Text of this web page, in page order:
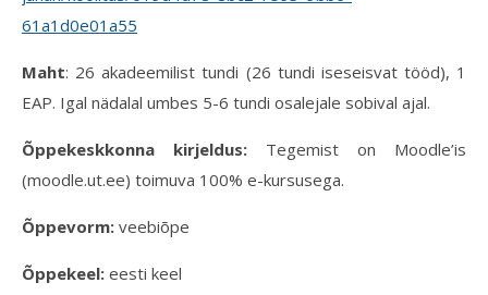
61a1d0e01a55
Maht: 26 akadeemilist tundi (26 tundi iseseisvat tööd), 1
EAP. Igal nädalal umbes 5-6 tundi osalejale sobival ajal.
Õppekeskkonna kirjeldus: Tegemist on Moodle’is
(moodle.ut.ee) toimuva 100% e-kursusega.
Õppevorm: veebiõpe
Õppekeel: eesti keel